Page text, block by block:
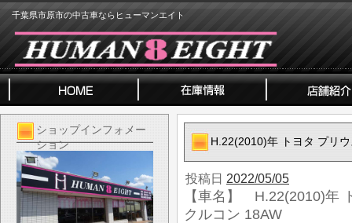
千葉県市原市の中古車ならヒューマンエイト
ショップインフォメー
ション
H.22(2010)年 トヨタ プリ
投稿日 2022/05/05
【車名】 H.22(2010)年
クルコン 18AW